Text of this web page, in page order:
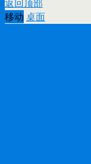
返回顶部
移动 桌面